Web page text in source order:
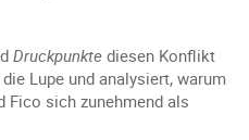
Druckpunkte diesen Konflikt
Lupe und analysiert, warum
Fico sich zunehmend als